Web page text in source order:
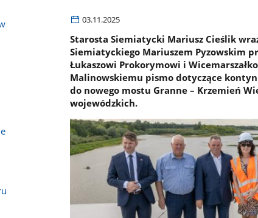
03.11.2025
Starosta Siemiatycki Mariusz Cieślik
Siemiatyckiego Mariuszem Pyzowskim
Łukaszowi Prokorymowi i
Malinowskiemu pismo dotyczące
do nowego mostu Granne – Krzemień
wojewódzkich.